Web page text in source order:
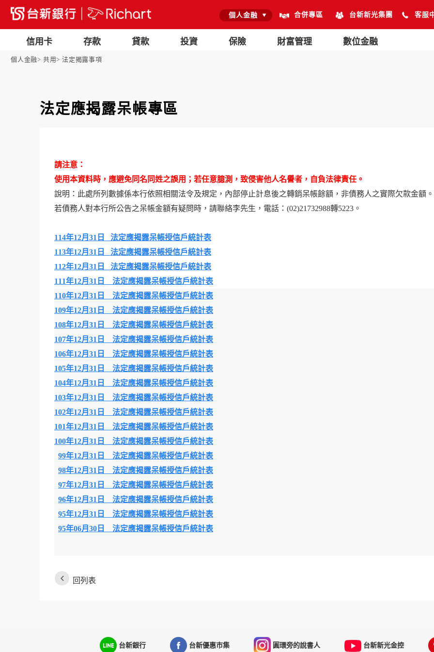
信用卡 存款 貸款 投資 保險 財富管理 數位金融
個人金融 合併專區 台新新光集團 客服
個人金融 共用 法定揭露事項
法定應揭露呆帳專區
請注意：
使用本資料時，應避免同名同姓之誤用；若任意臆測，致侵害他人名譽者，自負法律責任。
說明：此處所列數據係本行依照相關法令及規定，內部停止計息後之轉銷呆帳餘額，非債務人之實際欠款金額。
若債務人對本行所公告之呆帳金額有疑問時，請聯絡李先生，電話：(02)21732988轉5223。
114年12月31日 法定應揭露呆帳授信戶統計表
113年12月31日 法定應揭露呆帳授信戶統計表
112年12月31日 法定應揭露呆帳授信戶統計表
111年12月31日 法定應揭露呆帳授信戶統計表
110年12月31日 法定應揭露呆帳授信戶統計表
109年12月31日 法定應揭露呆帳授信戶統計表
108年12月31日 法定應揭露呆帳授信戶統計表
107年12月31日 法定應揭露呆帳授信戶統計表
106年12月31日 法定應揭露呆帳授信戶統計表
105年12月31日 法定應揭露呆帳授信戶統計表
104年12月31日 法定應揭露呆帳授信戶統計表
103年12月31日 法定應揭露呆帳授信戶統計表
102年12月31日 法定應揭露呆帳授信戶統計表
101年12月31日 法定應揭露呆帳授信戶統計表
100年12月31日 法定應揭露呆帳授信戶統計表
99年12月31日 法定應揭露呆帳授信戶統計表
98年12月31日 法定應揭露呆帳授信戶統計表
97年12月31日 法定應揭露呆帳授信戶統計表
96年12月31日 法定應揭露呆帳授信戶統計表
95年12月31日 法定應揭露呆帳授信戶統計表
95年06月30日 法定應揭露呆帳授信戶統計表
回列表
台新銀行 台新優惠市集 圓環旁的說書人 台新新光金控